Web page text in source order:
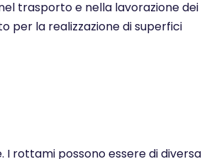
trasporto e nella lavorazione dei
per la realizzazione di superfici
rottami possono essere di diversa